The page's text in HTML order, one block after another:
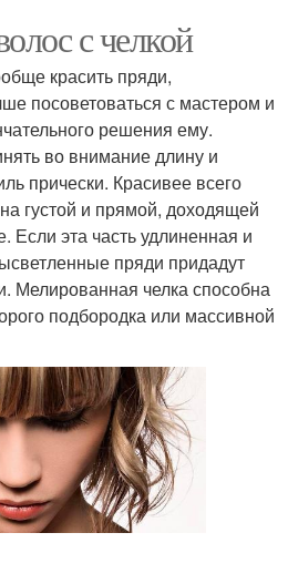
с челкой
красить пряди,
посоветоваться с мастером и
решения ему.
во внимание длину и
прически. Красивее всего
густой и прямой, доходящей
Если эта часть удлиненная и
пряди придадут
Мелированная челка способна
подбородка или массивной